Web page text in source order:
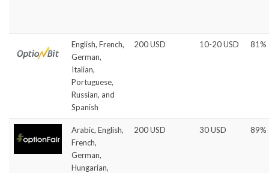
English, French,
German,
Italian,
Portuguese,
Russian, and
Spanish
200 USD 10-20 USD 81%
Arabic, English,
French,
German,
Hungarian,
200 USD 30 USD 89%